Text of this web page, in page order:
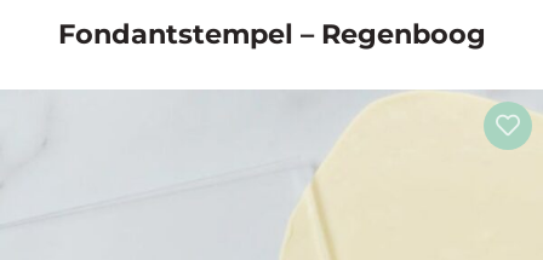
Fondantstempel – Regenboog